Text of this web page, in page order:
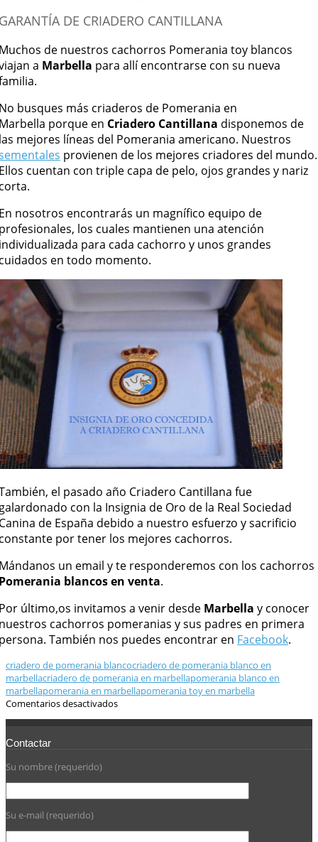
DE CRIADERO CANTILLANA
de nuestros cachorros Pomerania toy blancos
a Marbella para allí encontrarse con su nueva
busques más criaderos de Pomerania en
porque en Criadero Cantillana disponemos de
mejores líneas del Pomerania americano. Nuestros
provienen de los mejores criadores del mundo.
cuentan con triple capa de pelo, ojos grandes y nariz
nosotros encontrarás un magnífico equipo de
los cuales mantienen una atención
para cada cachorro y unos grandes
en todo momento.
el pasado año Criadero Cantillana fue
con la Insignia de Oro de la Real Sociedad
de España debido a nuestro esfuerzo y sacrificio
por tener los mejores cachorros.
un email y te responderemos con los cachorros
blancos en venta.
último,os invitamos a venir desde Marbella y conocer
cachorros pomeranias y sus padres en primera
También nos puedes encontrar en Facebook.
criadero de pomerania blancocriadero de pomerania blanco en
marbellacriadero de pomerania en marbellapomerania blanco en
marbellapomerania en marbellapomerania toy en marbella
Comentarios desactivados
Contactar
Su nombre (requerido)
Su e-mail (requerido)